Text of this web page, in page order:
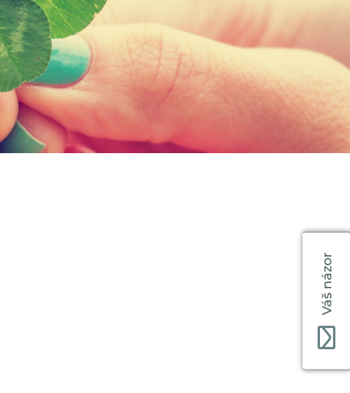
Váš názor